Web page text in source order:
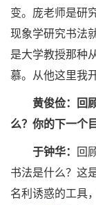
变。 庞老师是研
现象学研究书法
是大学教授那种
慕。从他这里我
黄俊俭：回
么？你的下一个
于钟华： 回
书法是什么？这
名利诱惑的工具